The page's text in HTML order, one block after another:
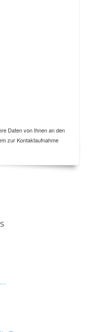
Daten von Ihnen an den
zur Kontaktaufnahme